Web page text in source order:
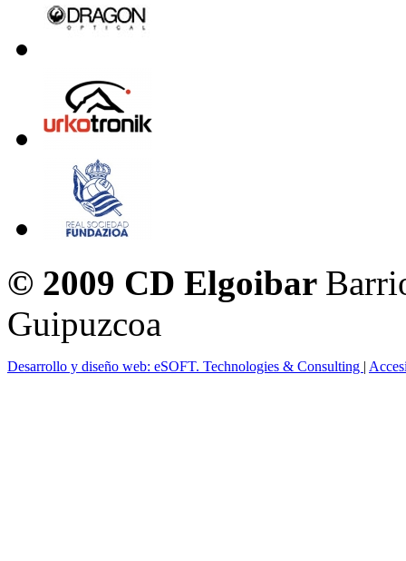
© 2009 CD Elgoibar
Guipuzcoa
Desarrollo y diseño web: eSOFT. Technologies & Consulting |